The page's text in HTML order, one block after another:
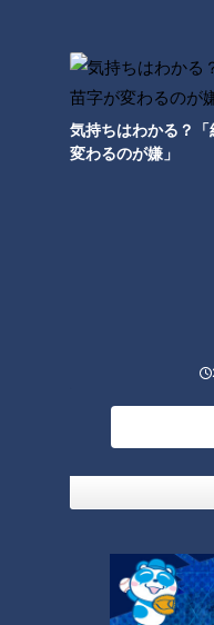
気持ちはわかる？
変わるのが嫌」
2023/02/07
ドキュメンタリー